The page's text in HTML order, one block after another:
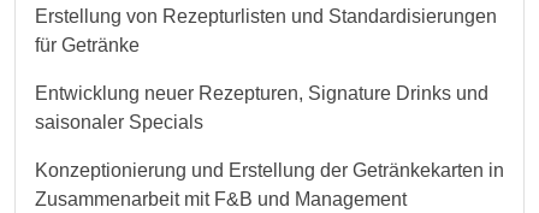
Erstellung von Rezepturlisten und Standardisierungen
für Getränke
Entwicklung neuer Rezepturen, Signature Drinks und
saisonaler Specials
Konzeptionierung und Erstellung der Getränkekarten in
Zusammenarbeit mit F&B und Management